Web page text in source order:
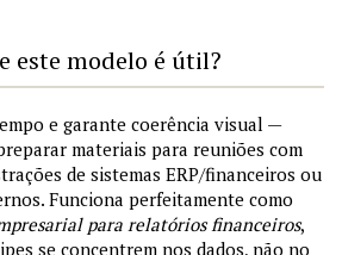
este modelo é útil?
e garante coerência visual —
materiais para reuniões com
de sistemas ERP/financeiros ou
Funciona perfeitamente como
para relatórios financeiros,
se concentrem nos dados, não no